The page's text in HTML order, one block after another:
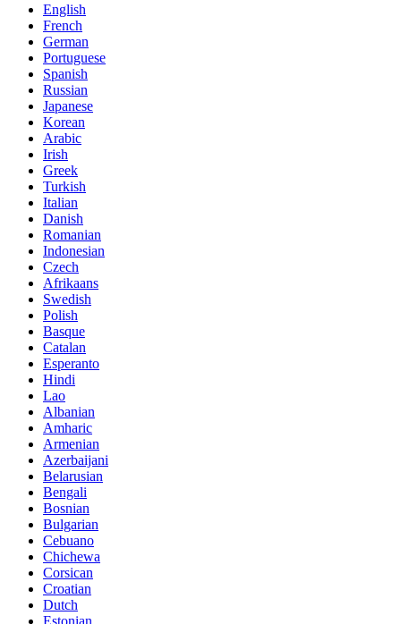
English
French
German
Portuguese
Spanish
Russian
Japanese
Korean
Arabic
Irish
Greek
Turkish
Italian
Danish
Romanian
Indonesian
Czech
Afrikaans
Swedish
Polish
Basque
Catalan
Esperanto
Hindi
Lao
Albanian
Amharic
Armenian
Azerbaijani
Belarusian
Bengali
Bosnian
Bulgarian
Cebuano
Chichewa
Corsican
Croatian
Dutch
Estonian